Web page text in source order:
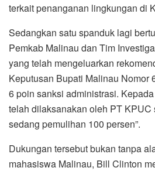
terkait penanganan lingkungan di
Sedangkan satu spanduk lagi
Pemkab Malinau dan Tim
yang telah mengeluarkan
Keputusan Bupati Malinau Nomor
6 poin sanksi administrasi.
telah dilaksanakan oleh PT KPUC
sedang pemulihan 100 persen”.
Dukungan tersebut bukan tanpa
mahasiswa Malinau, Bill Clinton